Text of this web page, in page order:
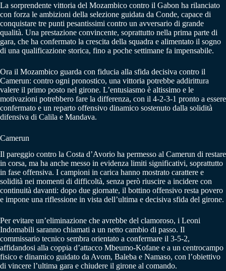
La sorprendente vittoria del Mozambico contro il Gabon ha rilanciato
con forza le ambizioni della selezione guidata da Conde, capace di
conquistare tre punti pesantissimi contro un avversario di grande
qualità. Una prestazione convincente, soprattutto nella prima parte di
gara, che ha confermato la crescita della squadra e alimentato il sogno
di una qualificazione storica, fino a poche settimane fa impensabile.
Ora il Mozambico guarda con fiducia alla sfida decisiva contro il
Camerun: contro ogni pronostico, una vittoria potrebbe addirittura
valere il primo posto nel girone. L’entusiasmo è altissimo e le
motivazioni potrebbero fare la differenza, con il 4-2-3-1 pronto a essere
confermato e un reparto offensivo dinamico sostenuto dalla solidità
difensiva di Calila e Mandava.
Camerun
Il pareggio contro la Costa d’Avorio ha permesso al Camerun di restare
in corsa, ma ha anche messo in evidenza limiti significativi, soprattutto
in fase offensiva. I campioni in carica hanno mostrato carattere e
solidità nei momenti di difficoltà, senza però riuscire a incidere con
continuità davanti: dopo due giornate, il bottino offensivo resta povero
e impone una riflessione in vista dell’ultima e decisiva sfida del girone.
Per evitare un’eliminazione che avrebbe del clamoroso, i Leoni
Indomabili saranno chiamati a un netto cambio di passo. Il
commissario tecnico sembra orientato a confermare il 3-5-2,
affidandosi alla coppia d’attacco Mbeumo-Kofane e a un centrocampo
fisico e dinamico guidato da Avom, Baleba e Namaso, con l’obiettivo
di vincere l’ultima gara e chiudere il girone al comando.